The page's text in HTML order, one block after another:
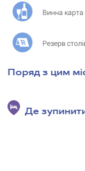
Винна карта
Резерв
Поряд з цим
Де